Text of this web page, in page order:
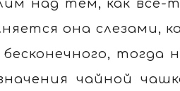
над тем, как
она слезами,
тогда
чайной